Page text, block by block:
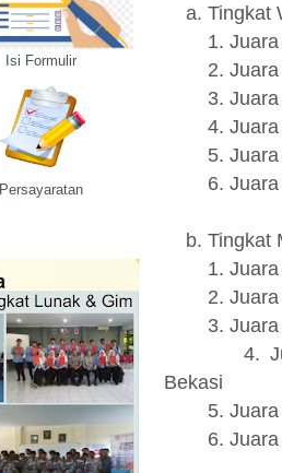
Isi Formulir
Persayaratan
a. Tingkat
1. Juara 1
2. Juara 2
3. Juara 3
4. Juara
5. Juara
6. Juara
b. Tingkat
1. Juara 1
2. Juara 2
3. Juara 3
4. Juara
Bekasi
5. Juara
6. Juara